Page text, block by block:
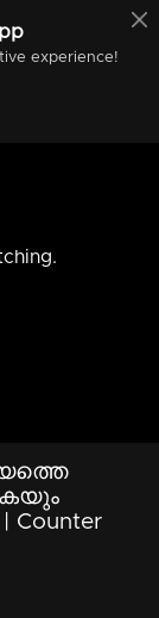
experience!